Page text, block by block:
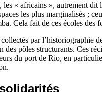
« africains », autrement
les plus marginalisés ;
Cela fait de ces écoles
par l’historiographie
pôles structurants. Ces
du port de Rio, en